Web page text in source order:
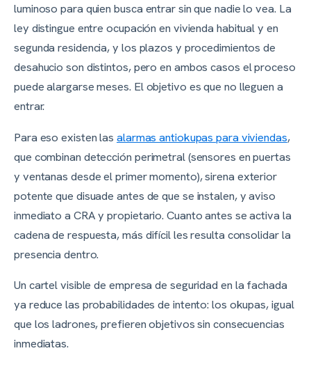
luminoso para quien busca entrar sin que nadie lo vea. La
ley distingue entre ocupación en vivienda habitual y en
segunda residencia, y los plazos y procedimientos de
desahucio son distintos, pero en ambos casos el proceso
puede alargarse meses. El objetivo es que no lleguen a
entrar.
Para eso existen las alarmas antiokupas para viviendas,
que combinan detección perimetral (sensores en puertas
y ventanas desde el primer momento), sirena exterior
potente que disuade antes de que se instalen, y aviso
inmediato a CRA y propietario. Cuanto antes se activa la
cadena de respuesta, más difícil les resulta consolidar la
presencia dentro.
Un cartel visible de empresa de seguridad en la fachada
ya reduce las probabilidades de intento: los okupas, igual
que los ladrones, prefieren objetivos sin consecuencias
inmediatas.